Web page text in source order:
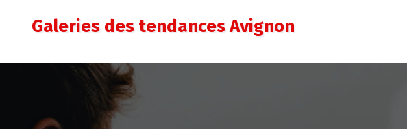
Galeries des tendances Avignon